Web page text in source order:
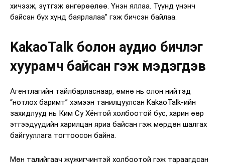
хичээж, зүтгэж өнгөрөөлөө. Үнэн яллаа. Түүнд үнэнч
байсан бүх хүнд баярлалаа” гэж бичсэн байлаа.
KakaoTalk болон аудио бичлэг
хуурамч байсан гэж мэдэгдэв
Агентлагийн тайлбарласнаар, өмнө нь олон нийтэд
“нотлох баримт” хэмээн танилцуулсан KakaoTalk-ийн
захидлууд нь Ким Су Хёнтой холбоотой бус, харин өөр
этгээдүүдийн харилцан яриа байсан гэж мөрдөн шалгах
байгууллага тогтоосон байна.
Мөн талийгаач жүжигчинтэй холбоотой гэж тараагдсан